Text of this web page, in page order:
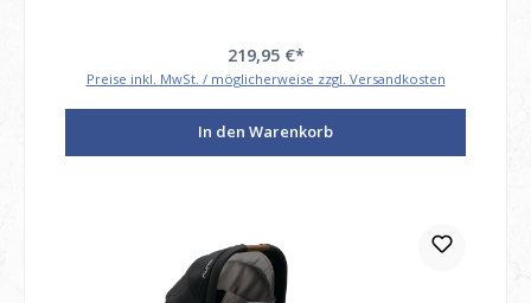
219,95 €*
Preise inkl. MwSt. / möglicherweise zzgl. Versandkosten
In den Warenkorb